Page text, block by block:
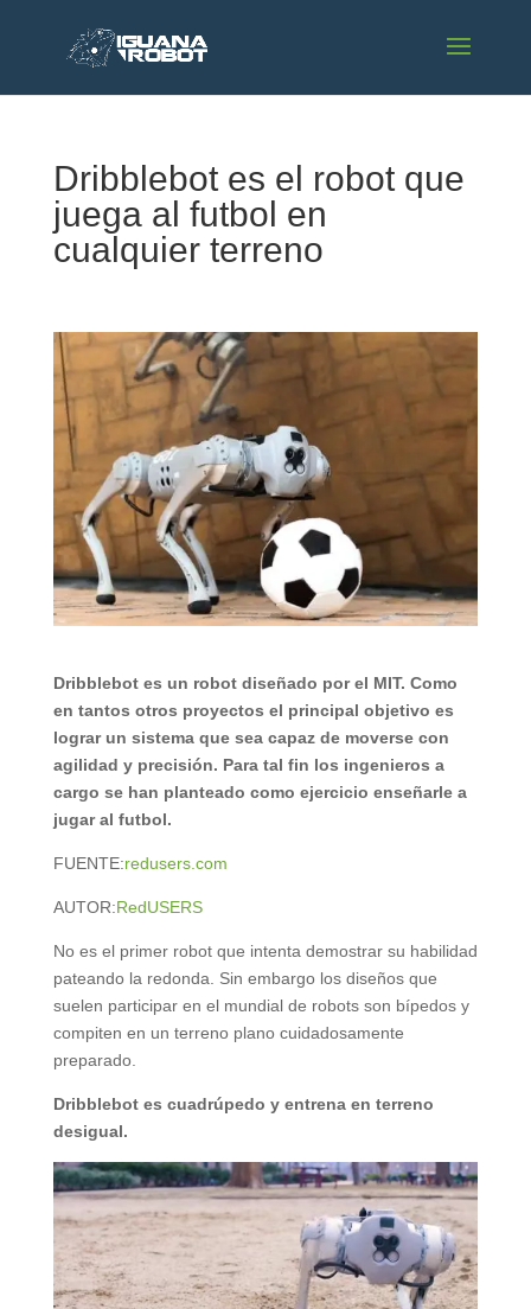
Dribblebot es el robot que
juega al futbol en
cualquier terreno
Dribblebot es un robot diseñado por el MIT. Como
en tantos otros proyectos el principal objetivo es
lograr un sistema que sea capaz de moverse con
agilidad y precisión. Para tal fin los ingenieros a
cargo se han planteado como ejercicio enseñarle a
jugar al futbol.
FUENTE:redusers.com
AUTOR:RedUSERS
No es el primer robot que intenta demostrar su habilidad
pateando la redonda. Sin embargo los diseños que
suelen participar en el mundial de robots son bípedos y
compiten en un terreno plano cuidadosamente
preparado.
Dribblebot es cuadrúpedo y entrena en terreno
desigual.